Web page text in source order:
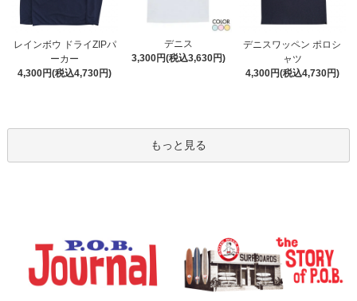
レインボウ ドライZIPパ
ーカー
4,300円(税込4,730円)
デニス
3,300円(税込3,630円)
デニスワッペン ポロシ
ャツ
4,300円(税込4,730円)
もっと見る